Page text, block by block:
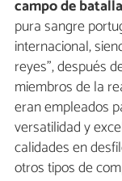
campo de batalla
pura sangre
internacional,
reyes", después
miembros de la
eran empleados
versatilidad y
calidades en
otros tipos de